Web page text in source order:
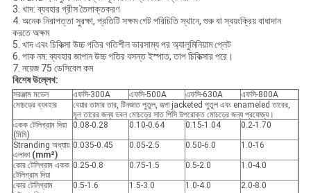
3. খাদ: ব্যবহার গ্রীস তৈলাক্তকরণ
4. অনেক নিরাপত্তা সুরক্ষা, প্রতিটি সক্ষম গেট পরিচিতি স্থানে, শুরু বা স্বয়ংক্রিয় বাধাদান
করতে অক্ষম
5. খাদ এবং চিকিত্সা উচ্চ গতির গতিশীল ভারসাম্য পর অ্যালুমিনিয়াম প্লেট
6. পাক নম: ব্যবহার জাপান উচ্চ গতির বসন্ত ইস্পাত, তাপ চিকিত্সার পরে।
7. নয়েজ 75 ডেসিবেল কম
বিশেষ উল্লেখ:
সরঞ্জাম মডেল এফসি-300A এফসি-500A এফসি-630A
এফসি-800A
মোচড়ের ব্যবহার
বেয়ার তামার তার, টিনজাত পুতুল, রূপা jacketed পুতুল এবং enameled তারের,
মূল তারের জন্য ডবল মোচড়ের সাত পিসি উপরোক্ত মোচড়ের জন্য প্রযোজ্য।
একক টেলিগ্রাম দিয়া
(মিমি)
0.08-0.28 0.10-0.64 0.15-1.04 0.2-1.70
Stranding অধ্যায়
এলাকা (mm²)
0.035-0.45 0.05-2.5 0.50-6.0 1.0-16
কোর টেলিগ্রাম একক
টেলিগ্রাম দিয়া
0.25-0.8 0.75-1.5 0.5-2.0 1.0-4.0
কোর টেলিগ্রাম
0.5-1.6 1.5-3.0 1.0-4.0 2.0-8.0